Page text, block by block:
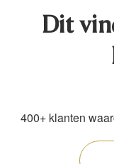
Dit
400+ klanten